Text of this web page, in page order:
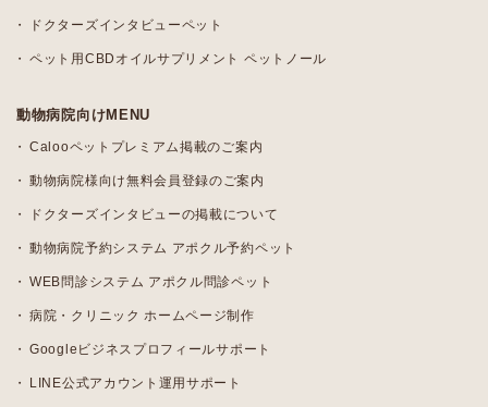
ドクターズインタビューペット
ペット用CBDオイルサプリメント ペットノール
動物病院向けMENU
Calooペットプレミアム掲載のご案内
動物病院様向け無料会員登録のご案内
ドクターズインタビューの掲載について
動物病院予約システム アポクル予約ペット
WEB問診システム アポクル問診ペット
病院・クリニック ホームページ制作
Googleビジネスプロフィールサポート
LINE公式アカウント運用サポート